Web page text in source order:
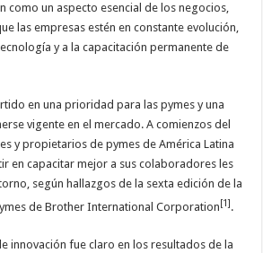
como un aspecto esencial de los negocios,
las empresas estén en constante evolución,
y a la capacitación permanente de
en una prioridad para las pymes y una
vigente en el mercado. A comienzos del
y propietarios de pymes de América Latina
en capacitar mejor a sus colaboradores les
según hallazgos de la sexta edición de la
de Brother International Corporation [1] .
innovación fue claro en los resultados de la